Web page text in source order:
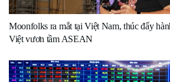
Moonfolks ra mắt tại Việt Nam, thúc đẩy
Việt vươn tầm ASEAN